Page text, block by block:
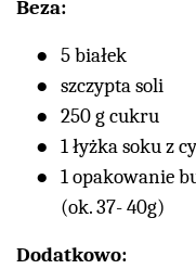
Beza:
5 białek
szczypta soli
250 g cukru
1 łyżka soku z
1 opakowanie
(ok. 37- 40g)
Dodatkowo: